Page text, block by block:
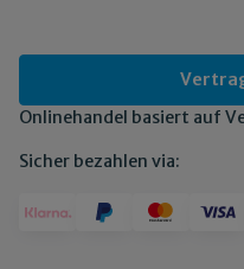
Onlinehandel basiert auf
Sicher bezahlen via: